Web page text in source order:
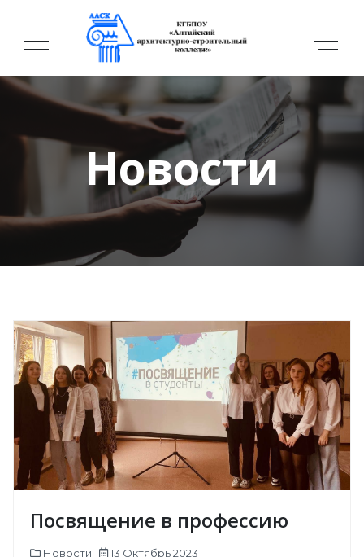
Новости
Посвящение в профессию
Новости 13 Октябрь 2023